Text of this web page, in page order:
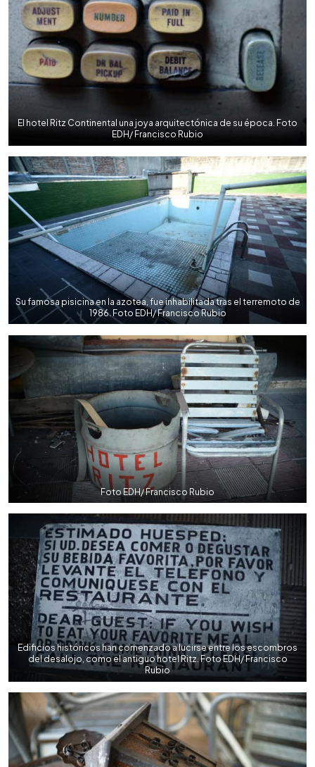
El hotel Ritz Continental una joya arquitectónica de su época. Foto
EDH/ Francisco Rubio
Su famosa pisicina en la azotea, fue inhabilitada tras el terremoto de
1986. Foto EDH/ Francisco Rubio
Foto EDH/ Francisco Rubio
Edificios históricos han comenzado a lucirse entre los escombros
del desalojo, como el antiguo hotel Ritz. Foto EDH/ Francisco
Rubio